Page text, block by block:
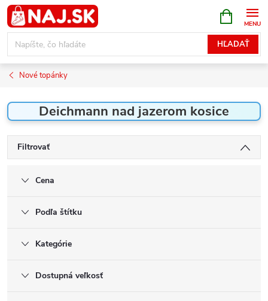
Prejsť
na
obsah
HĽADAŤ
KOŠÍK
Nové topánky
Deichmann nad jazerom kosice
Filtrovať
Cena
Podľa štítku
Kategórie
Dostupná veľkosť